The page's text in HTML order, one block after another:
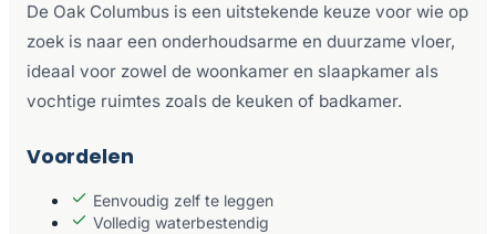
De Oak Columbus is een uitstekende keuze voor wie op
zoek is naar een onderhoudsarme en duurzame vloer,
ideaal voor zowel de woonkamer en slaapkamer als
vochtige ruimtes zoals de keuken of badkamer.
Voordelen
Eenvoudig zelf te leggen
Volledig waterbestendig